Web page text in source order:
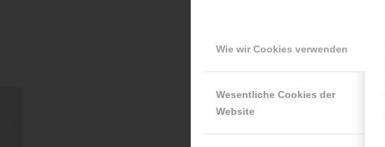
Wie wir Cookies verwenden
Wesentliche Cookies der
Website